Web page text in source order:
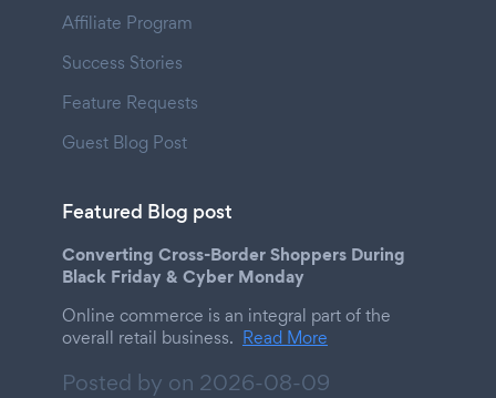
Affiliate Program
Success Stories
Feature Requests
Guest Blog Post
Featured Blog post
Converting Cross-Border Shoppers During
Black Friday & Cyber Monday
Online commerce is an integral part of the
overall retail business. Read More
Posted by on 2026-08-09